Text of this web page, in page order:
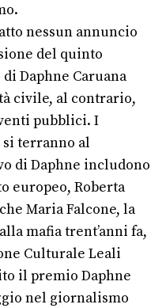
nessun annuncio
del quinto
Daphne Caruana
civile, al contrario,
pubblici. I
terranno al
di Daphne includono
europeo, Roberta
Maria Falcone, la
mafia trent’anni fa,
Culturale Leali
il premio Daphne
nel giornalismo